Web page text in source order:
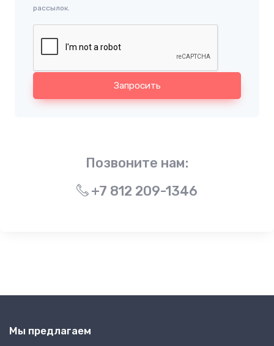
рассылок.
Запросить
Позвоните нам:
+7 812 209-1346
Мы предлагаем